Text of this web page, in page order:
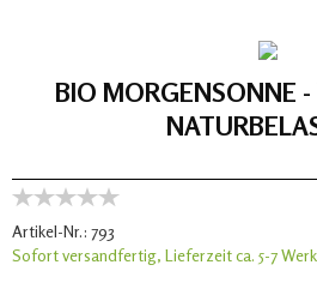
BIO MORGENSONNE -
Artikel-Nr.: 793
Sofort versandfertig, Lieferzeit ca. 5-7